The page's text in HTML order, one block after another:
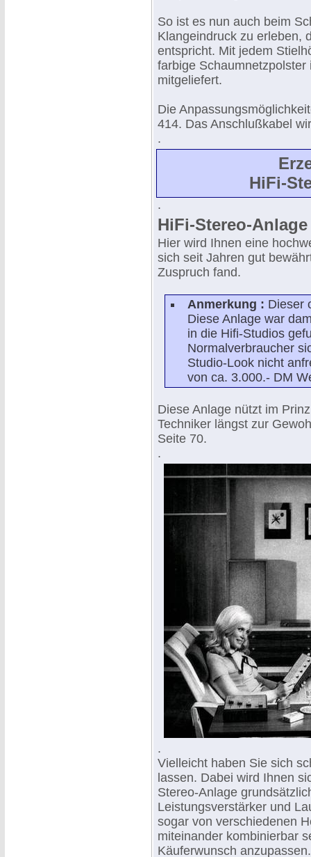
So ist es nun auch beim
Klangeindruck zu erleben,
entspricht. Mit jedem
farbige
mitgeliefert.
Die
414. Das Anschlußkabel
.
HiFi-
.
HiFi-Stereo-
Hier wird Ihnen eine
sich seit Jahren gut
Zuspruch fand.
Anmerkung : Dieser
Diese Anlage war
in die Hifi-Studios
Normalverbraucher
Studio-Look nicht
von ca. 3.000.- DM
Diese Anlage nützt im
Techniker längst zur
Seite 70.
.
.
Vielleicht haben Sie sich
lassen. Dabei wird Ihnen
Stereo-Anlage
Leistungsverstärker und
sogar von verschiedenen
miteinander kombinierbar
Käuferwunsch